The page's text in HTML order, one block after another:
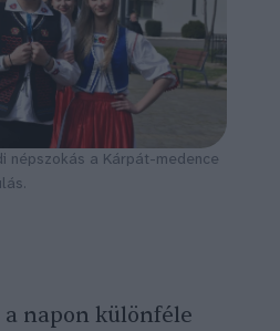
népszokás a Kárpát-medence
napon különféle